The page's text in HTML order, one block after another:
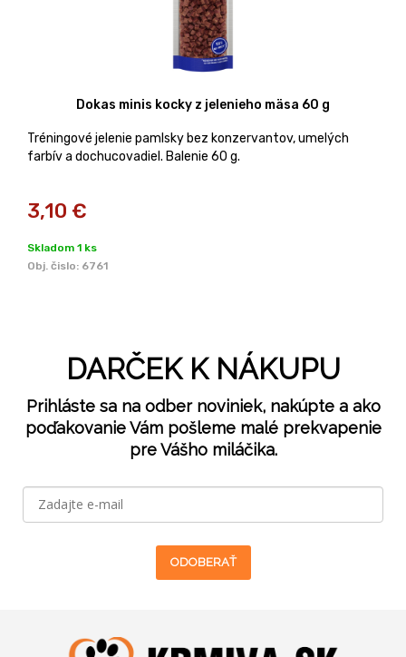
Dokas minis kocky z jelenieho mäsa 60 g
Tréningové jelenie pamlsky bez konzervantov, umelých
farbív a dochucovadiel. Balenie 60 g.
3,10 €
Skladom 1 ks
Obj. čislo: 6761
DARČEK K NÁKUPU
Prihláste sa na odber noviniek, nakúpte a ako
poďakovanie Vám pošleme malé prekvapenie
pre Vášho miláčika.
ODOBERAŤ